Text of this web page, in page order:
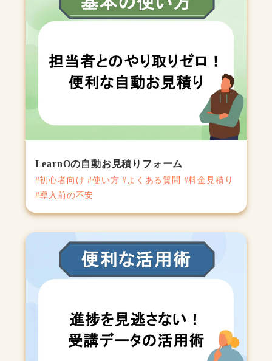
LearnOの自動お見積りフォーム
#初心者向け #使い方 #よくある質問 #料金見積り
#導入前の不安